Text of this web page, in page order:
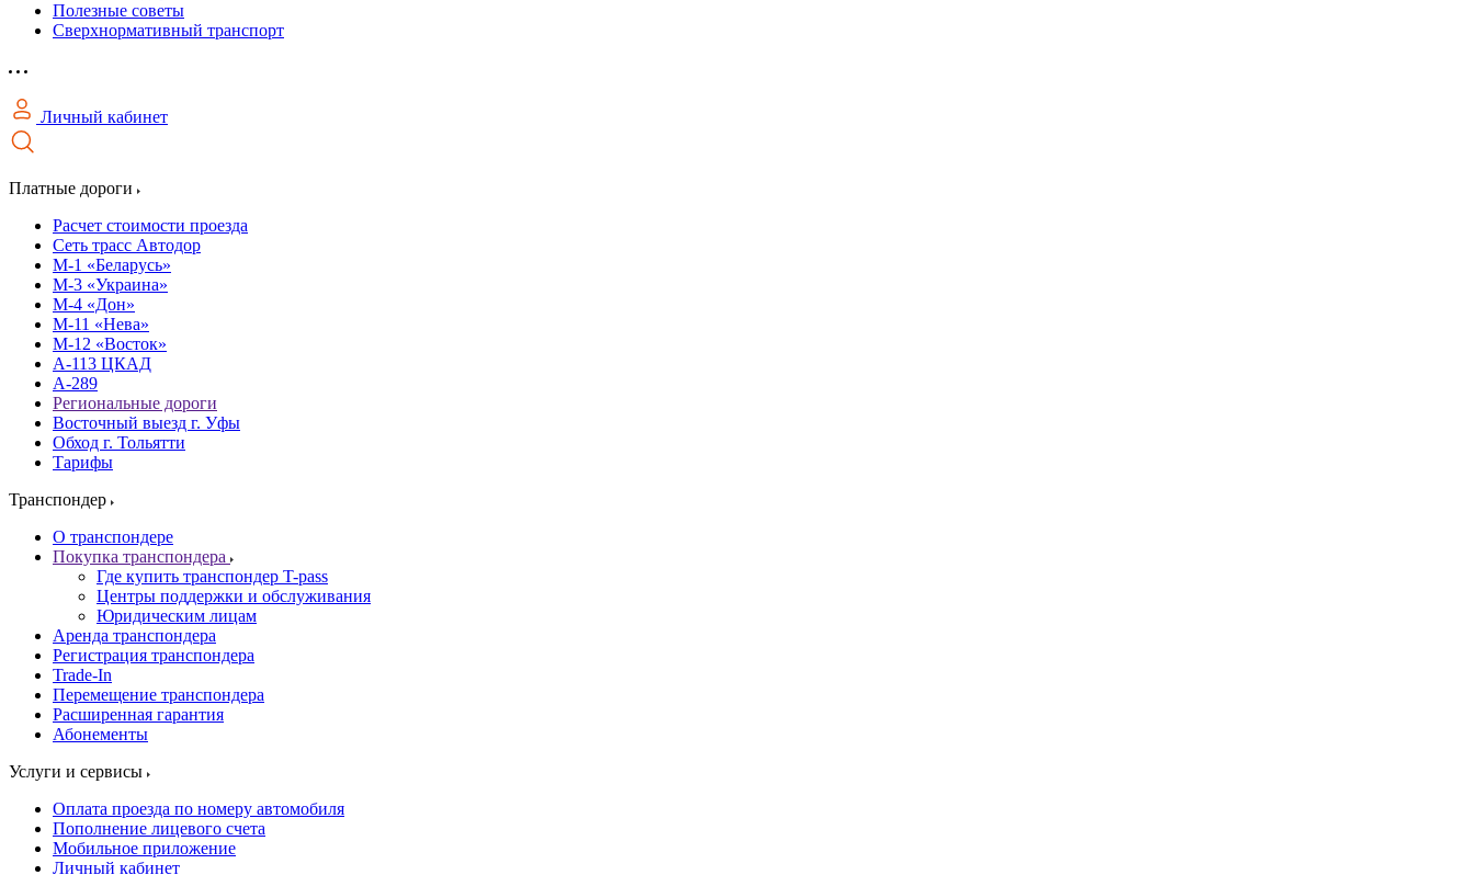
Полезные советы
Сверхнормативный транспорт
Личный кабинет
Платные дороги
Расчет стоимости проезда
Сеть трасс Автодор
М-1 «Беларусь»
М-3 «Украина»
М-4 «Дон»
М-11 «Нева»
М-12 «Восток»
А-113 ЦКАД
А-289
Региональные дороги
Восточный выезд г. Уфы
Обход г. Тольятти
Тарифы
Транспондер
О транспондере
Покупка транспондера
Где купить транспондер T-pass
Центры поддержки и обслуживания
Юридическим лицам
Аренда транспондера
Регистрация транспондера
Trade-In
Перемещение транспондера
Расширенная гарантия
Абонементы
Услуги и сервисы
Оплата проезда по номеру автомобиля
Пополнение лицевого счета
Мобильное приложение
Личный кабинет